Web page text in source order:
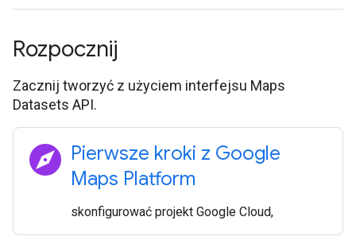
Rozpocznij
Zacznij tworzyć z użyciem interfejsu Maps
Datasets API.
explore Pierwsze kroki z Google
Maps Platform
skonfigurować projekt Google Cloud,